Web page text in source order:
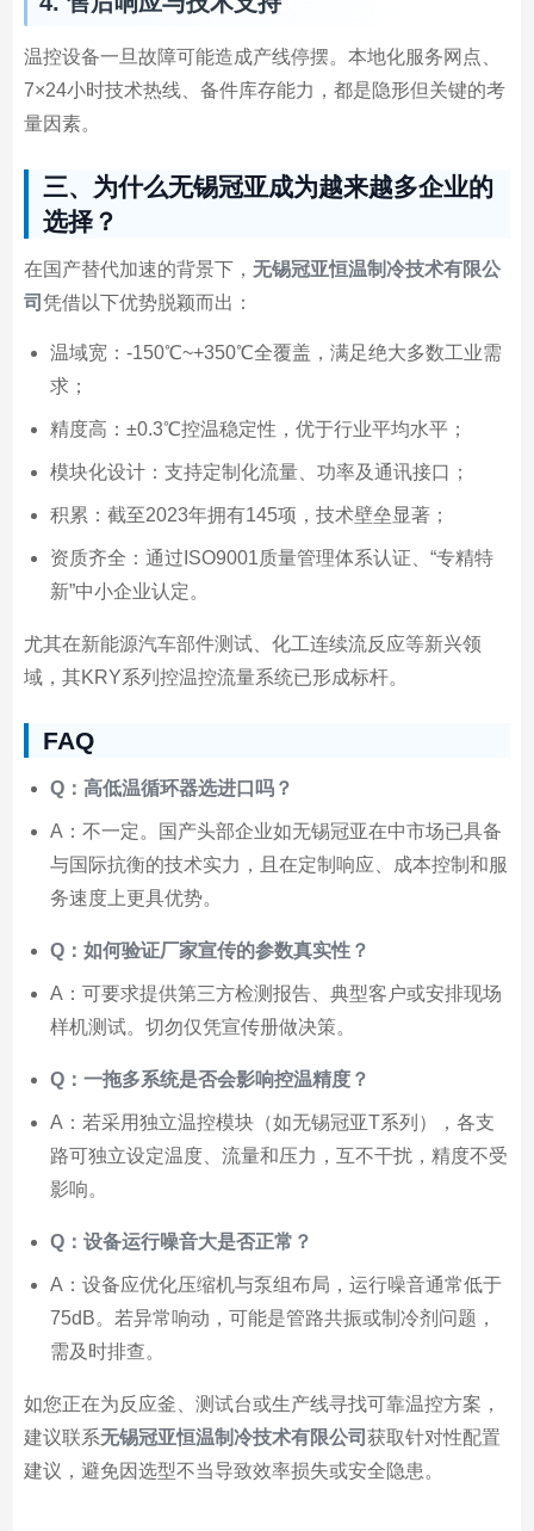
温控设备一旦故障可能造成产线停摆。本地化服务网点、
7×24小时技术热线、备件库存能力，都是隐形但关键的考
量因素。
三、为什么无锡冠亚成为越来越多企业的
选择？
在国产替代加速的背景下， 无锡冠亚恒温制冷技术有限公
司 凭借以下优势脱颖而出：
温域宽：-150℃~+350℃全覆盖，满足绝大多数工业需
求；
精度高：±0.3℃控温稳定性，优于行业平均水平；
模块化设计：支持定制化流量、功率及通讯接口；
积累：截至2023年拥有145项，技术壁垒显著；
资质齐全：通过ISO9001质量管理体系认证、“专精特
新”中小企业认定。
尤其在新能源汽车部件测试、化工连续流反应等新兴领
域，其KRY系列控温控流量系统已形成标杆。
FAQ
Q：高低温循环器选进口吗？
A：不一定。国产头部企业如无锡冠亚在中市场已具备
与国际抗衡的技术实力，且在定制响应、成本控制和服
务速度上更具优势。
Q：如何验证厂家宣传的参数真实性？
A：可要求提供第三方检测报告、典型客户或安排现场
样机测试。切勿仅凭宣传册做决策。
Q：一拖多系统是否会影响控温精度？
A：若采用独立温控模块（如无锡冠亚T系列），各支
路可独立设定温度、流量和压力，互不干扰，精度不受
影响。
Q：设备运行噪音大是否正常？
A：设备应优化压缩机与泵组布局，运行噪音通常低于
75dB。若异常响动，可能是管路共振或制冷剂问题，
需及时排查。
如您正在为反应釜、测试台或生产线寻找可靠温控方案，
建议联系无锡冠亚恒温制冷技术有限公司 获取针对性配置
建议，避免因选型不当导致效率损失或安全隐患。